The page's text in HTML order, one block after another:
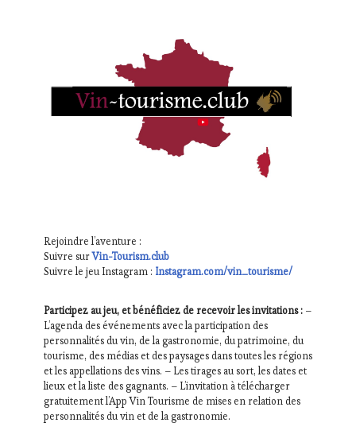
Rejoindre l’aventure :
Suivre surVin-Tourism.club
Suivre le jeu Instagram : Instagram.com/vin_tourisme/
Participez au jeu, et bénéficiez de recevoir les invitations :–
L’agenda des événements avec la participation des
personnalités du vin, de la gastronomie, du patrimoine, du
tourisme, des médias et des paysages dans toutes les régions
et les appellations des vins. – Les tirages au sort, les dates et
lieux et la liste des gagnants. – L’invitation à télécharger
gratuitement l’App Vin Tourisme de mises en relation des
personnalités du vin et de la gastronomie.